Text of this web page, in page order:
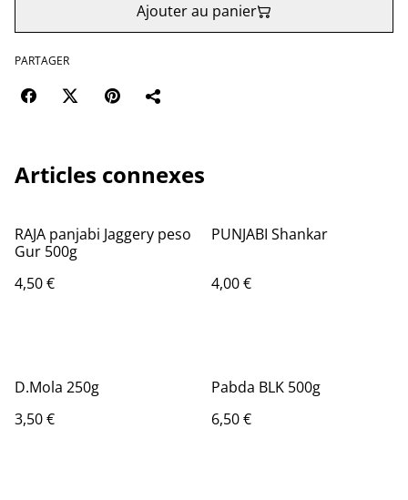
Ajouter au panier
PARTAGER
Articles connexes
RAJA panjabi Jaggery peso
Gur 500g
4,50 €
PUNJABI Shankar
4,00 €
D.Mola 250g
3,50 €
Pabda BLK 500g
6,50 €